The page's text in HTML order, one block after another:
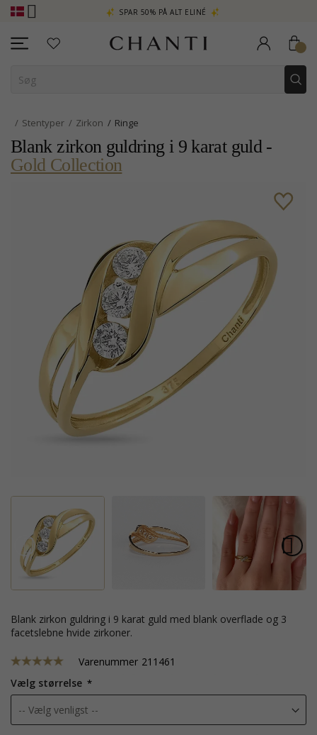
SPAR 50% PÅ ALT ELINÉ
Stentyper Zirkon Ringe
Blank zirkon guldring i 9 karat guld -
Gold Collection
blank zirkon guldring i 9 karat guld med blank overflade og 3
facetslebne hvide zirkoner.
Varenummer 211461
Vælg størrelse